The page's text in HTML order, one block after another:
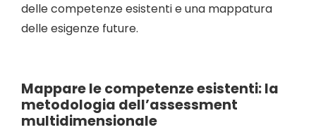
delle competenze esistenti e una mappatura
delle esigenze future.
Mappare le competenze esistenti: la
metodologia dell’assessment
multidimensionale